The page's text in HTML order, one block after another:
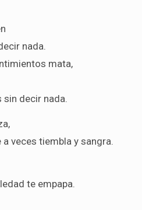
nada.
mata,
sin decir nada.
veces tiembla y sangra.
te empapa.